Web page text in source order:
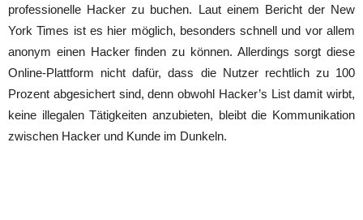
professionelle Hacker zu buchen. Laut einem Bericht der New
York Times ist es hier möglich, besonders schnell und vor allem
anonym einen Hacker finden zu können. Allerdings sorgt diese
Online-Plattform nicht dafür, dass die Nutzer rechtlich zu 100
Prozent abgesichert sind, denn obwohl Hacker’s List damit wirbt,
keine illegalen Tätigkeiten anzubieten, bleibt die Kommunikation
zwischen Hacker und Kunde im Dunkeln.